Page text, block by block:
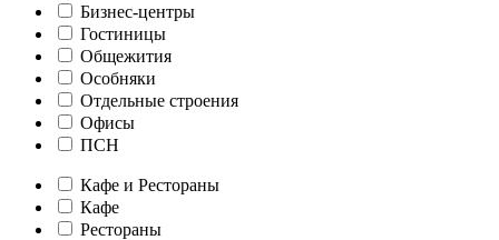
Бизнес-центры
Гостиницы
Общежития
Особняки
Отдельные строения
Офисы
ПСН
Кафе и Рестораны
Кафе
Рестораны